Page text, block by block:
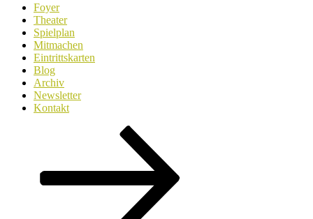
Foyer
Theater
Spielplan
Mitmachen
Eintrittskarten
Blog
Archiv
Newsletter
Kontakt